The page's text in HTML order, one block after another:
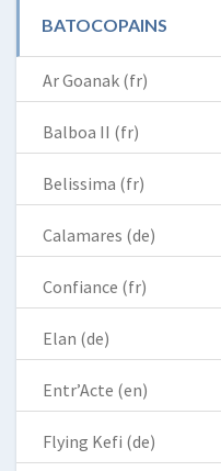
BATOCOPAINS
Ar Goanak (fr)
Balboa II (fr)
Belissima (fr)
Calamares (de)
Confiance (fr)
Elan (de)
Entr’Acte (en)
Flying Kefi (de)